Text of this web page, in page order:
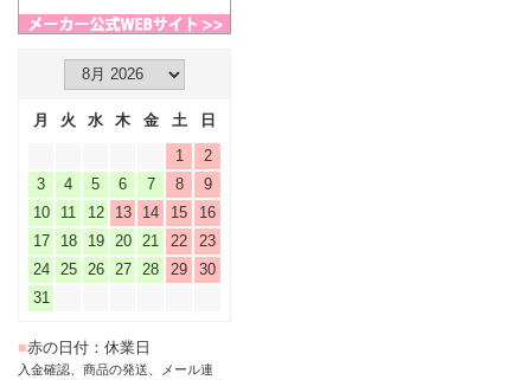
月 火 水 木 金 土
日
1
2
3
4 5 6 7 8
9
10
11 12 13 14 15
16
17
18 19 20 21 22
23
24
25 26 27 28 29
30
31
■赤の日付：休業日
入金確認、商品の発送、メール連